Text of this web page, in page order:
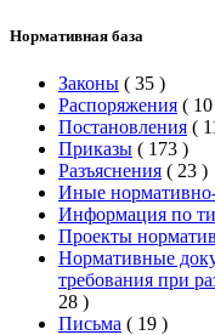
Нормативная база
Законы ( 35 )
Распоряжения ( 10
Постановления (
Приказы ( 173 )
Разъяснения ( 23 )
Иные
Информация по
Проекты
Нормативные
требования при
28 )
Письма ( 19 )